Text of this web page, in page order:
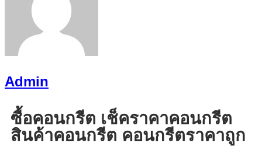
Admin
ซื้อคอนกรีต เช็คราคาคอนกรีต
สินค้าคอนกรีต คอนกรีตราคาถูก